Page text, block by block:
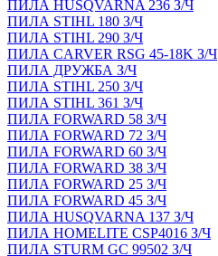
ПИЛА HUSQVARNA 236 З/Ч
ПИЛА STIHL 180 З/Ч
ПИЛА STIHL 290 З/Ч
ПИЛА CARVER RSG 45-18K З/Ч
ПИЛА ДРУЖБА З/Ч
ПИЛА STIHL 250 З/Ч
ПИЛА STIHL 361 З/Ч
ПИЛА FORWARD 58 З/Ч
ПИЛА FORWARD 72 З/Ч
ПИЛА FORWARD 60 З/Ч
ПИЛА FORWARD 38 З/Ч
ПИЛА FORWARD 25 З/Ч
ПИЛА FORWARD 45 З/Ч
ПИЛА HUSQVARNA 137 З/Ч
ПИЛА HOMELITE CSP4016 З/Ч
ПИЛА STURM GC 99502 З/Ч